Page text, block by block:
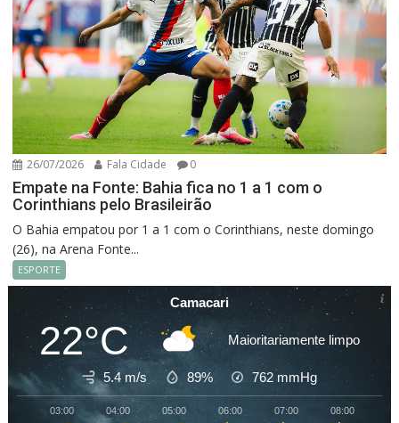
26/07/2026 Fala Cidade 0
Empate na Fonte: Bahia fica no 1 a 1 com o
Corinthians pelo Brasileirão
O Bahia empatou por 1 a 1 com o Corinthians, neste domingo
(26), na Arena Fonte...
ESPORTE
Camacari
22°C Maioritariamente limpo
5.4 m/s 89% 762 mmHg
03:00 04:00 05:00 06:00 07:00 08:00